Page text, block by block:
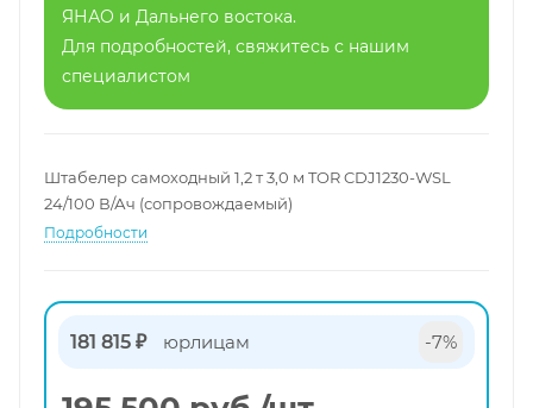
ЯНАО и Дальнего востока.
Для подробностей, свяжитесь с нашим
специалистом
Штабелер самоходный 1,2 т 3,0 м TOR CDJ1230-WSL
24/100 В/Ач (сопровождаемый)
Подробности
181 815 ₽ юрлицам -7%